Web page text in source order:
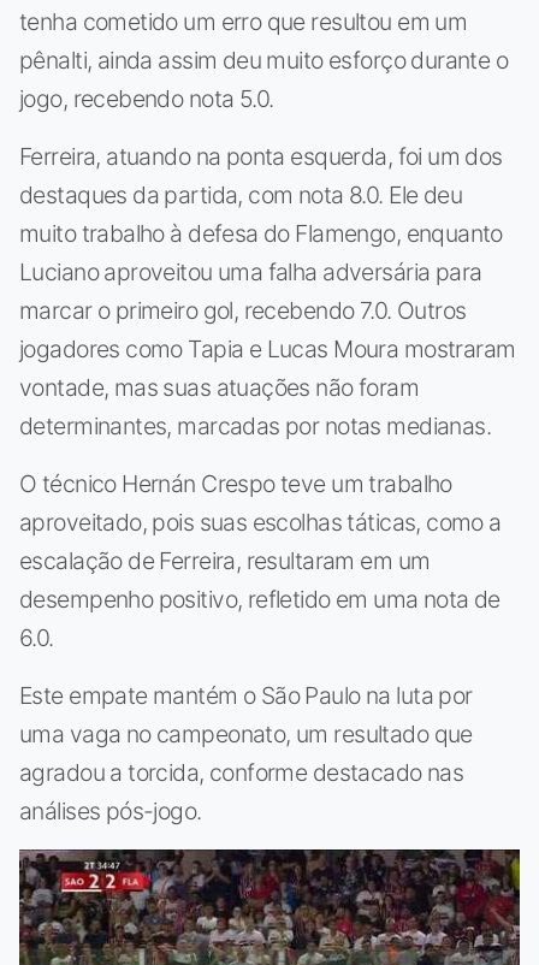
tenha cometido um erro que resultou em um
pênalti, ainda assim deu muito esforço durante o
jogo, recebendo nota 5.0.
Ferreira, atuando na ponta esquerda, foi um dos
destaques da partida, com nota 8.0. Ele deu
muito trabalho à defesa do Flamengo, enquanto
Luciano aproveitou uma falha adversária para
marcar o primeiro gol, recebendo 7.0. Outros
jogadores como Tapia e Lucas Moura mostraram
vontade, mas suas atuações não foram
determinantes, marcadas por notas medianas.
O técnico Hernán Crespo teve um trabalho
aproveitado, pois suas escolhas táticas, como a
escalação de Ferreira, resultaram em um
desempenho positivo, refletido em uma nota de
6.0.
Este empate mantém o São Paulo na luta por
uma vaga no campeonato, um resultado que
agradou a torcida, conforme destacado nas
análises pós-jogo.